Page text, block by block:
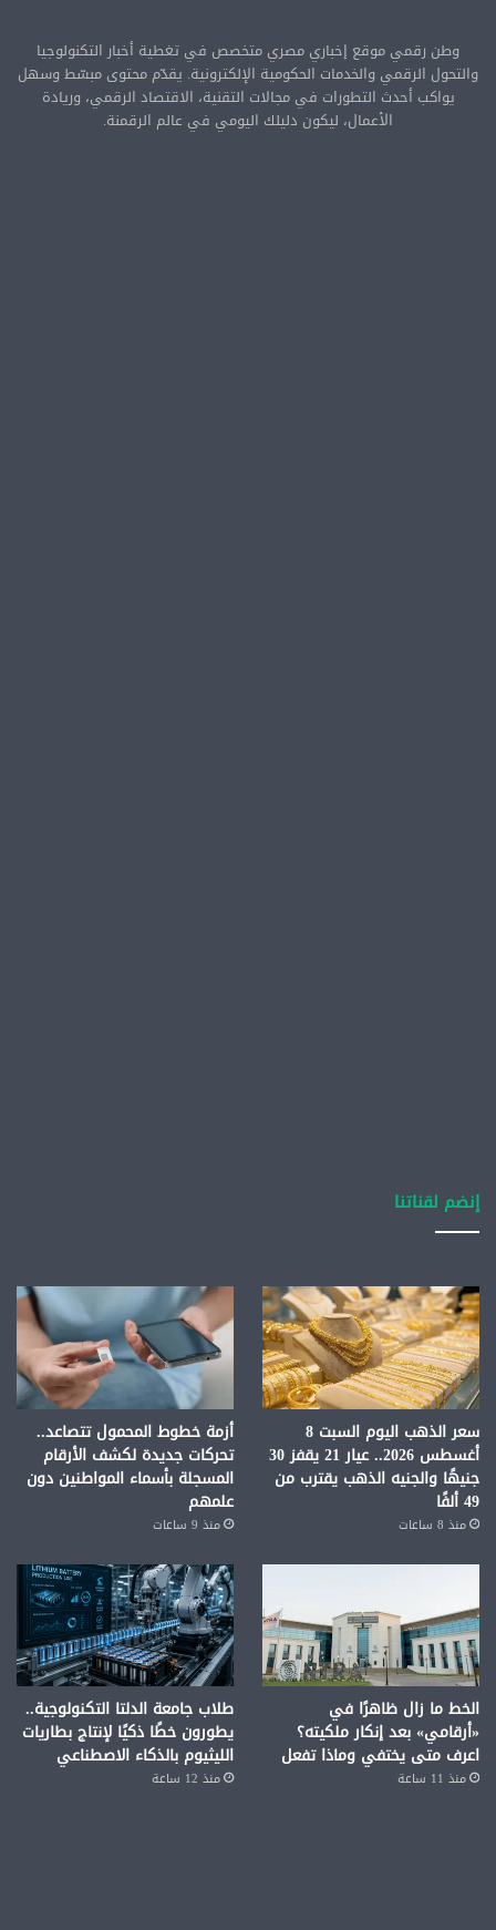
وطن رقمي موقع إخباري مصري متخصص في تغطية أخبار التكنولوجيا
والتحول الرقمي والخدمات الحكومية الإلكترونية. يقدّم محتوى مبسّط وسهل
يواكب أحدث التطورات في مجالات التقنية، الاقتصاد الرقمي، وريادة
الأعمال، ليكون دليلك اليومي في عالم الرقمنة.
إنضم لقناتنا
سعر الذهب اليوم السبت 8
أغسطس 2026.. عيار 21 يقفز 30
جنيهًا والجنيه الذهب يقترب من
49 ألفًا
منذ 8 ساعات
أزمة خطوط المحمول تتصاعد..
تحركات جديدة لكشف الأرقام
المسجلة بأسماء المواطنين دون
علمهم
منذ 9 ساعات
الخط ما زال ظاهرًا في
«أرقامي» بعد إنكار ملكيته؟
اعرف متى يختفي وماذا تفعل
منذ 11 ساعة
طلاب جامعة الدلتا التكنولوجية..
يطورون خطًا ذكيًا لإنتاج بطاريات
الليثيوم بالذكاء الاصطناعي
منذ 12 ساعة